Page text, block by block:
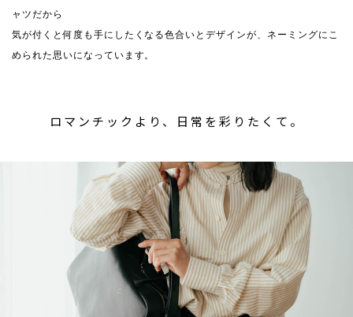
ャツだから
気が付くと何度も手にしたくなる色合いとデザインが、ネーミングにこ
められた思いになっています。
ロマンチックより、日常を彩りたくて。